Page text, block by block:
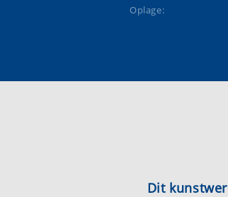
Oplage:
Dit